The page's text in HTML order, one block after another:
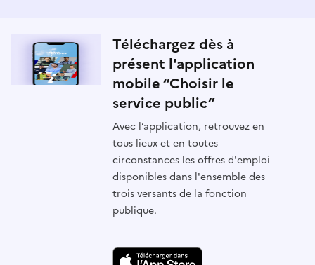
Téléchargez dès à
présent l'application
mobile “Choisir le
service public”
Avec l’application, retrouvez en
tous lieux et en toutes
circonstances les offres d'emploi
disponibles dans l'ensemble des
trois versants de la fonction
publique.